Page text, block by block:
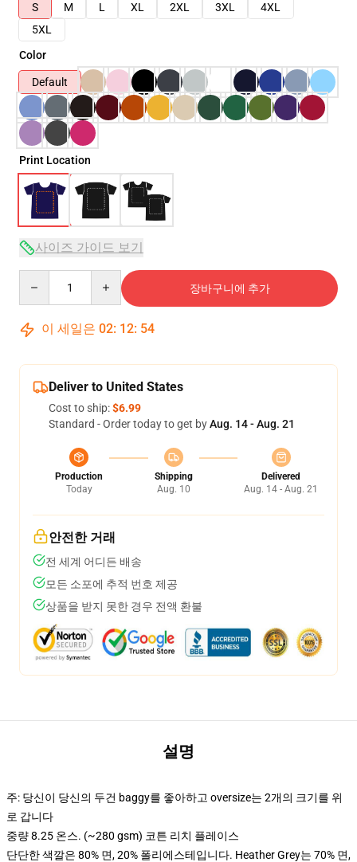
S
M L XL 2XL 3XL
4XL
5XL
Color
Default
Print Location
사이즈 가이드 보기
장바구니에 추가
이 세일은 02: 12: 54
Deliver to United States
Cost to ship:$6.99
Standard - Order today to get byAug. 14 - Aug. 21
Production
Today
Shipping
Aug. 10
Delivered
Aug. 14 - Aug. 21
안전한 거래
전 세계 어디든 배송
모든 소포에 추적 번호 제공
상품을 받지 못한 경우 전액 환불
설명
주: 당신이 당신의 두건 baggy를 좋아하고 oversize는 2개의 크기를 위
로 갑니다
중량 8.25 온스. (~280 gsm) 코튼 리치 플레이스
단단한 색깔은 80% 면, 20% 폴리에스테입니다. Heather Grey는 70% 면,